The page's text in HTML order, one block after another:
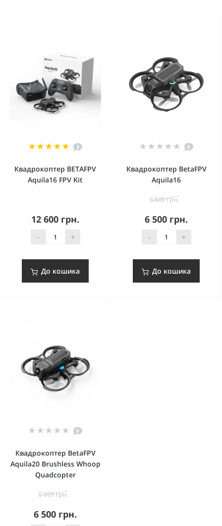
3
Квадрокоптер BETAFPV
Aquila16 FPV Kit
12 600 грн.
- +
До кошика
0
Квадрокоптер BetaFPV
Aquila16
6 600 грн.
6 500 грн.
- +
До кошика
0
Квадрокоптер BetaFPV
Aquila20 Brushless Whoop
Quadcopter
6 999 грн.
6 500 грн.